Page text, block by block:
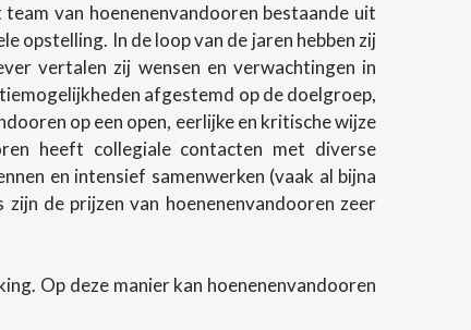
van hoenenenvandooren bestaande uit
opstelling. In de loop van de jaren hebben zij
vertalen zij wensen en verwachtingen in
afgestemd op de doelgroep,
op een open, eerlijke en kritische wijze
heeft collegiale contacten met diverse
en intensief samenwerken (vaak al bijna
de prijzen van hoenenenvandooren zeer
Op deze manier kan hoenenenvandooren